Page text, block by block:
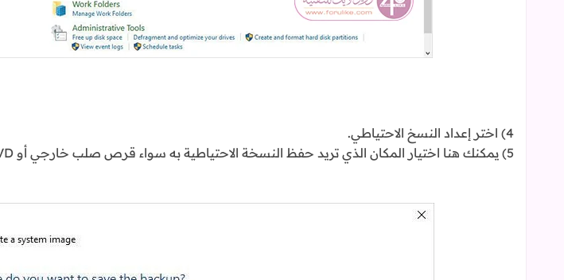
4) اختر إعداد النسخ الاحتياطي.
5) يمكنك هنا اختيار المكان الذي تريد حفظ النسخة الاحتياطية به سواء قرص صلب خارجي أو DVD.